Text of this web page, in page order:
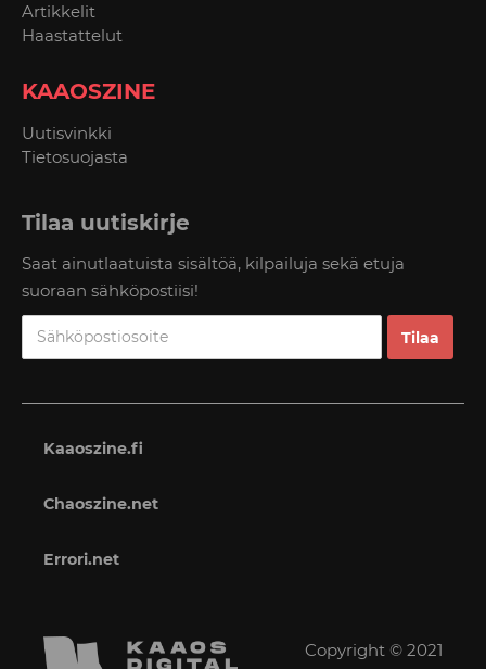
Artikkelit
Haastattelut
KAAOSZINE
Uutisvinkki
Tietosuojasta
Tilaa uutiskirje
Saat ainutlaatuista sisältöä, kilpailuja sekä etuja
suoraan sähköpostiisi!
Kaaoszine.fi
Chaoszine.net
Errori.net
Copyright © 2021